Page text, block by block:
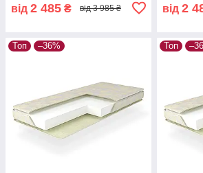
від 2 485 ₴ від 3 985 ₴ від 2
Топ –36% Топ